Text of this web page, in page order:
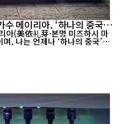
메이리아, ‘하나의 중국’
아(美依礼芽·본명 미즈하시 마
, 나는 언제나 ‘하나의 중국’을
에서 큰 화제를 모으고 있다.
곧바로 다수 플랫폼의 실시간
본 이바라키